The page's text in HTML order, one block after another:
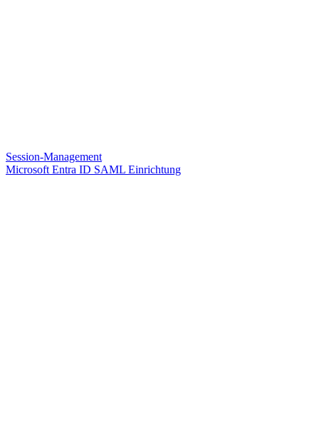
Session-Management
Microsoft Entra ID SAML Einrichtung